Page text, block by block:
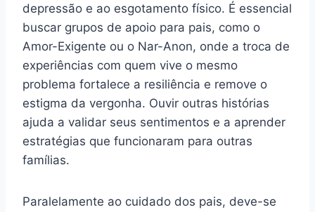
depressão e ao esgotamento físico. É essencial
buscar grupos de apoio para pais, como o
Amor-Exigente ou o Nar-Anon, onde a troca de
experiências com quem vive o mesmo
problema fortalece a resiliência e remove o
estigma da vergonha. Ouvir outras histórias
ajuda a validar seus sentimentos e a aprender
estratégias que funcionaram para outras
famílias.
Paralelamente ao cuidado dos pais, deve-se